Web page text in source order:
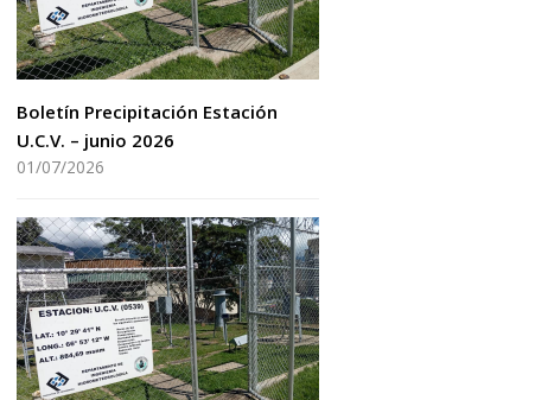
Boletín Precipitación Estación
U.C.V. – junio 2026
01/07/2026